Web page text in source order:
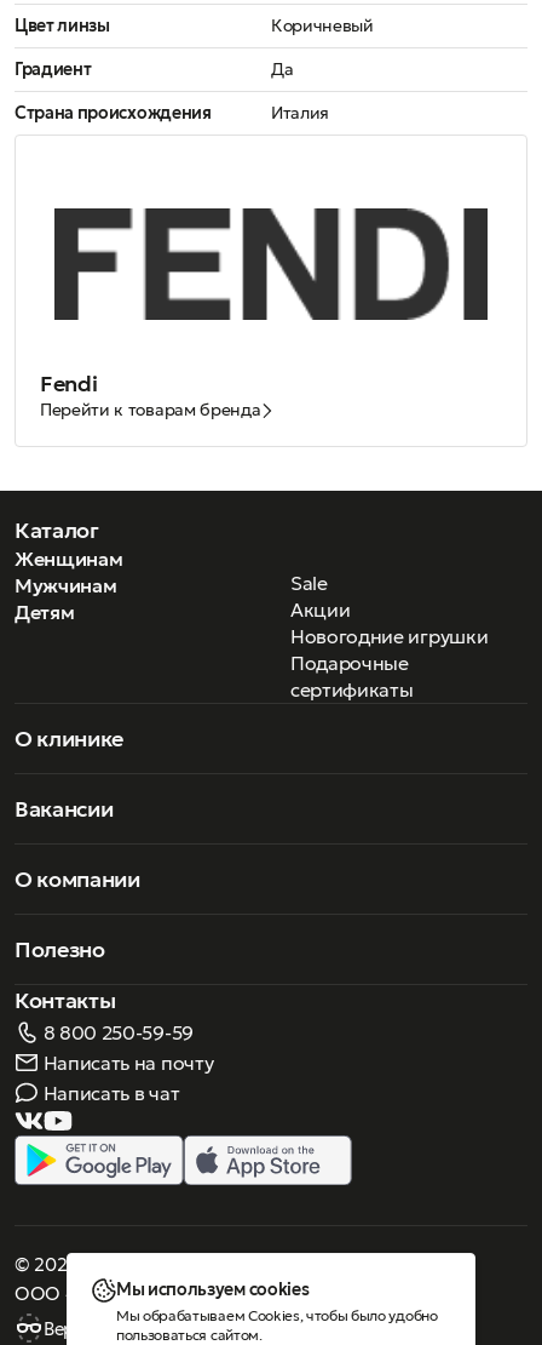
Цвет линзы
Коричневый
Градиент
Да
Страна происхождения
Италия
Fendi
Перейти к товарам бренда
Каталог
Женщинам
Мужчинам
Детям
Sale
Акции
Новогодние игрушки
Подарочные
сертификаты
О клинике
Вакансии
О компании
Полезно
Контакты
8 800 250-59-59
Написать на почту
Написать в чат
© 2026 Роскошное зрение. Все права защищены
ООО «Люнеттес-оптика»
Версия для слабовидящих
Мы используем cookies
Мы обрабатываем Cookies, чтобы было удобно
пользоваться сайтом.